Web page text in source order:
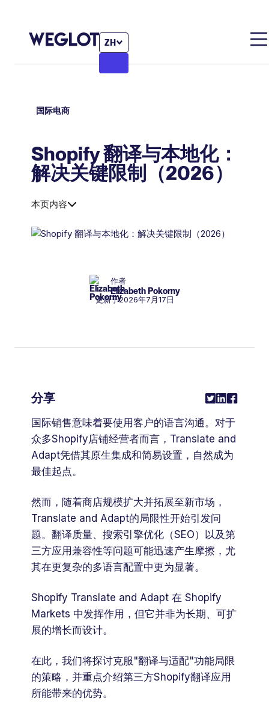
ZH
国际电商
Shopify 翻译与本地化：
解决关键限制（2026）
本页内容
作者
Elizabeth Pokorny
更新于2026年7月17日
国际销售意味着要使用客户的语言沟通。对于
众多Shopify店铺经营者而言，Translate and
Adapt凭借其原生集成和简易设置，自然成为
最佳起点。
然而，随着商店规模扩大并拓展至新市场，
Translate and Adapt的局限性开始引发问
题。翻译质量、搜索引擎优化（SEO）以及第
三方应用兼容性等问题可能迅速产生摩擦，尤
其在更复杂的多语言配置中更为显著。
Shopify Translate and Adapt 在 Shopify
Markets 中发挥作用，但它并非为长期、可扩
展的增长而设计。
在此，我们将探讨克服"翻译与适配"功能局限
的策略，并重点介绍第三方Shopify翻译应用
所能带来的优势。
分享